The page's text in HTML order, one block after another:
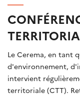
Le Cerema, en tant
d'environnement,
intervient
territoriale (CTT).